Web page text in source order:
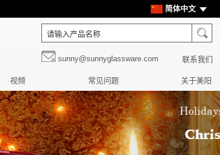
简体中文
sunny@sunnyglassware.com 联系我们
视频 常见问题 关于美阳